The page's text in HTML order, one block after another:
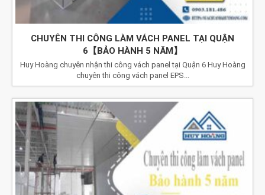
CHUYÊN THI CÔNG LÀM VÁCH PANEL TẠI QUẬN
6【BẢO HÀNH 5 NĂM】
Huy Hoàng chuyên nhận thi công vách panel tại Quận 6 Huy Hoàng
chuyên thi công vách panel EPS...